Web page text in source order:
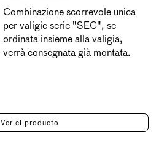
Combinazione scorrevole unica
per valigie serie "SEC", se
ordinata insieme alla valigia,
verrà consegnata già montata.
Ver el producto